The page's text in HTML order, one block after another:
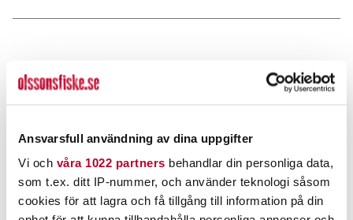
Ansvarsfull användning av dina uppgifter
Vi och våra 1022 partners behandlar din personliga data,
som t.ex. ditt IP-nummer, och använder teknologi såsom
cookies för att lagra och få tillgång till information på din
POPULÄRT JUST NU